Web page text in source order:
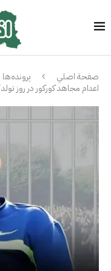
صفحة اصلي
پرونده‌ها
اعدام مجاهد کورکور در روز